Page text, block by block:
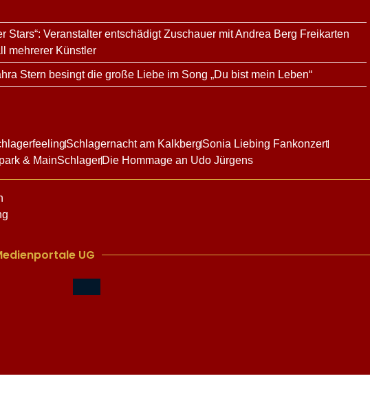
Stars“: Veranstalter entschädigt Zuschauer mit Andrea Berg Freikarten
mehrerer Künstler
Stern besingt die große Liebe im Song „Du bist mein Leben“
Schlagernacht am KalkbergSonia Liebing Fankonzert
& MainSchlagerDie Hommage an Udo Jürgens
UG​